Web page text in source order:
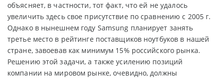
объясняет, в частности, тот факт, что ей не удалось
увеличить здесь свое присутствие по сравнению с 2005 г.
Однако в нынешнем году Samsung планирует занять
третье место в рейтинге поставщиков ноутбуков в нашей
стране, завоевав как минимум 15% российского рынка.
Решению этой задачи, а также усилению позиций
компании на мировом рынке, очевидно, должны